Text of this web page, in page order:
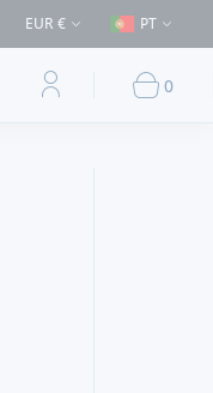
Envios para Portugal e
EUR € PT
0